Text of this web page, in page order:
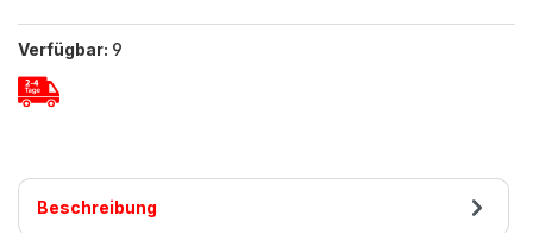
Verfügbar: 9
Beschreibung